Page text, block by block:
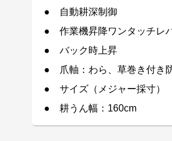
● 自動耕深制御
● 作業機昇降ワンタッチレ
● バック時上昇
● 爪軸：わら、草巻き付き
● サイズ（メジャー採寸
● 耕うん幅：160cm